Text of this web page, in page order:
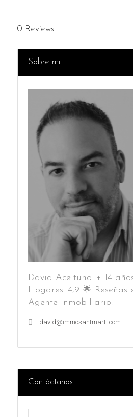
0 Reviews
Sobre mi
David Aceituno. + 14
Hogares. 4,9 🌟 Reseñas
Agente Inmobiliario.
david@immosantmarti.com
Contáctanos